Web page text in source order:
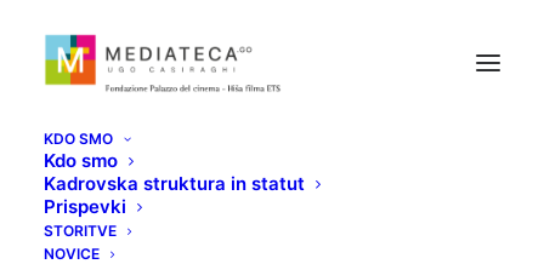
KDO SMO
Kdo smo
Kadrovska struktura in statut
Prispevki
STORITVE
NOVICE